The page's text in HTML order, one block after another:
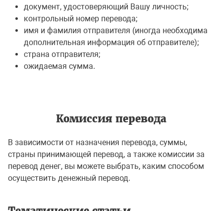
документ, удостоверяющий Вашу личность;
контрольный номер перевода;
имя и фамилия отправителя (иногда необходима
дополнительная информация об отправителе);
страна отправителя;
ожидаемая сумма.
Комиссия перевода
В зависимости от назначения перевода, суммы,
страны принимающей перевод, а также комиссии за
перевод денег, вы можете выбрать, каким способом
осуществить денежный перевод.